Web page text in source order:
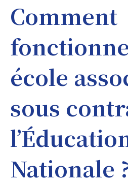
Comment
école
sous
Nationale